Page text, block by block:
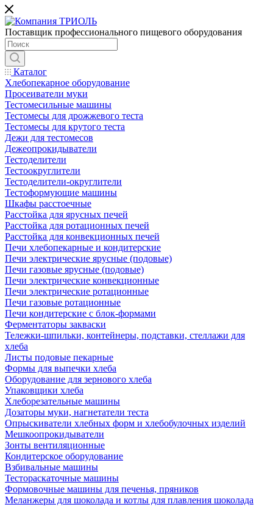
Поставщик профессионального пищевого оборудования
Каталог
Хлебопекарное оборудование
Просеиватели муки
Тестомесильные машины
Тестомесы для дрожжевого теста
Тестомесы для крутого теста
Дежи для тестомесов
Дежеопрокидыватели
Тестоделители
Тестоокруглители
Тестоделители-округлители
Тестоформующие машины
Шкафы расстоечные
Расстойка для ярусных печей
Расстойка для ротационных печей
Расстойка для конвекционных печей
Печи хлебопекарные и кондитерские
Печи электрические ярусные (подовые)
Печи газовые ярусные (подовые)
Печи электрические конвекционные
Печи электрические ротационные
Печи газовые ротационные
Печи кондитерские с блок-формами
Ферментаторы закваски
Тележки-шпильки, контейнеры, подставки, стеллажи для
хлеба
Листы подовые пекарные
Формы для выпечки хлеба
Оборудование для зернового хлеба
Упаковщики хлеба
Хлеборезательные машины
Дозаторы муки, нагнетатели теста
Опрыскиватели хлебных форм и хлебобулочных изделий
Мешкоопрокидыватели
Зонты вентиляционные
Кондитерское оборудование
Взбивальные машины
Тестораскаточные машины
Формовочные машины для печенья, пряников
Меланжеры для шоколада и котлы для плавления шоколада